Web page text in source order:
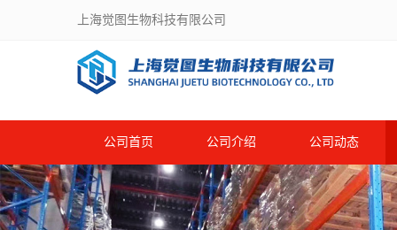
上海觉图生物科技有限公司
公司首页 公司介绍 公司动态